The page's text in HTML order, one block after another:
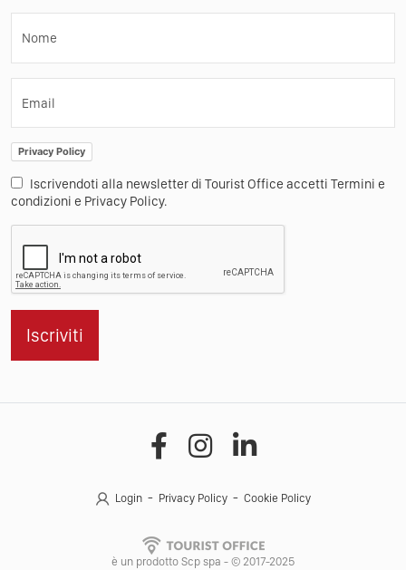
Nome
Email
Privacy Policy
Iscrivendoti alla newsletter di Tourist Office accetti Termini e
condizioni e Privacy Policy.
Iscriviti
Login Privacy Policy Cookie Policy
è un prodotto Scp spa - © 2017-2025